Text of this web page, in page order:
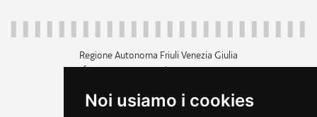
Noi usiamo i cookies
Regione Autonoma Friuli Venezia Giulia
c.f. 80014930327; p.iva 00526040324
+39 040 3771111